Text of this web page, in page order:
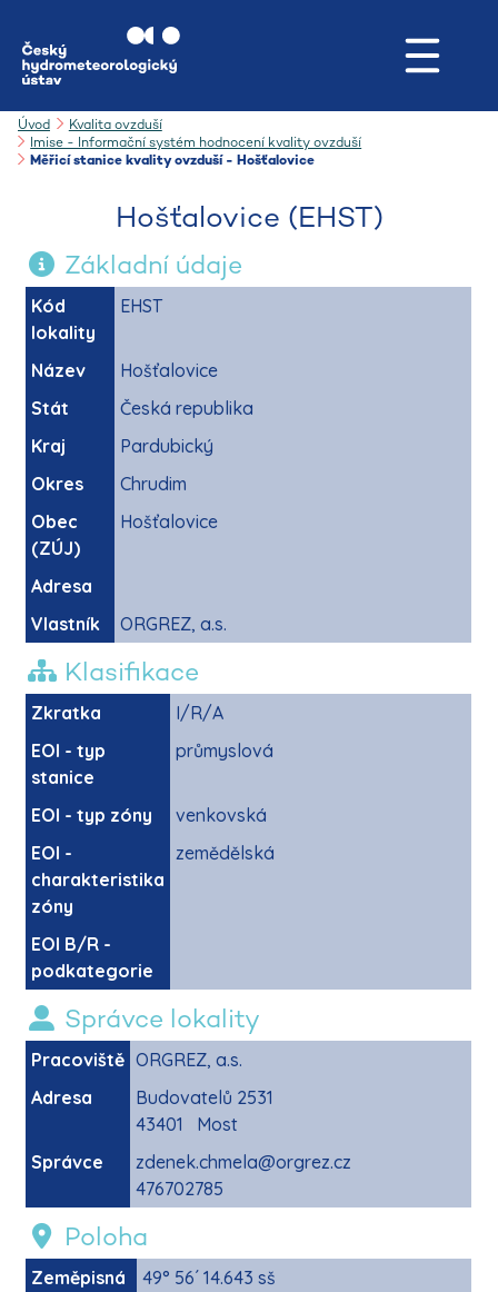
Úvod
Kvalita ovzduší
Imise - Informační systém hodnocení kvality ovzduší
Měřicí stanice kvality ovzduší - Hošťalovice
Hošťalovice (EHST)
Základní údaje
Kód
lokality
EHST
Název
Hošťalovice
Stát
Česká republika
Kraj
Pardubický
Okres
Chrudim
Obec
(ZÚJ)
Hošťalovice
Adresa
Vlastník
ORGREZ, a.s.
Klasifikace
Zkratka
I/R/A
EOI - typ
stanice
průmyslová
EOI - typ zóny
venkovská
EOI -
charakteristika
zóny
zemědělská
EOI B/R -
podkategorie
Správce lokality
Pracoviště ORGREZ, a.s.
Adresa
Budovatelů 2531
43401 Most
Správce
zdenek.chmela@orgrez.cz
476702785
Poloha
Zeměpisná
49° 56´ 14.643 sš